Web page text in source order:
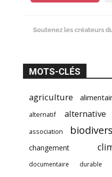
Soutenez les créateurs
MOTS-CLÉS
agriculture
alternatif alternative
association
changement
documentaire
durable